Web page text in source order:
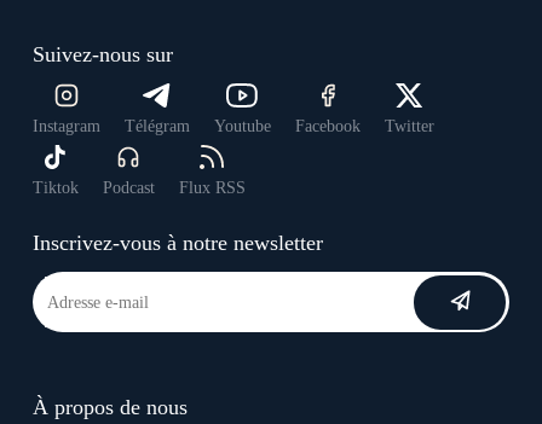
Suivez-nous sur
Instagram Télégram Youtube Facebook Twitter
Tiktok Podcast Flux RSS
Inscrivez-vous à notre newsletter
À propos de nous